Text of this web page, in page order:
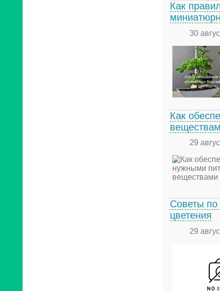
Как
30
Как
29
Советы по
цветения
29